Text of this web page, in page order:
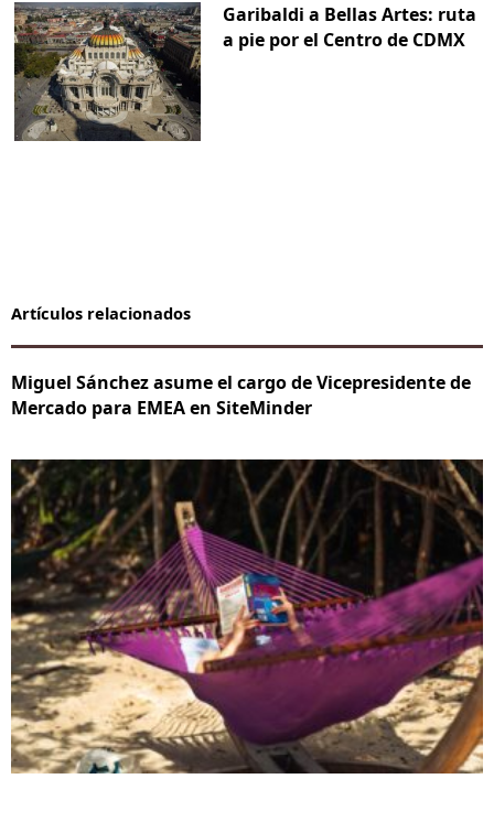
Garibaldi a Bellas Artes: ruta
a pie por el Centro de CDMX
Artículos relacionados
Miguel Sánchez asume el cargo de Vicepresidente de
Mercado para EMEA en SiteMinder